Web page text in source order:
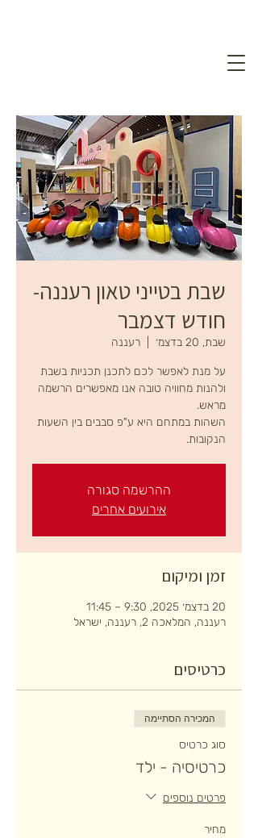
שבת בטייני טאון רעננה-
חודש דצמבר
שבת, 20 בדצמ׳ רעננה
על מנת לאפשר לכם לתכנן תכניות בשבת
ולהנות מחוויה טובה אנו מאפשרים הרשמה
השהות במתחם היא ע"פ סבבים בין השעות
הנקובות.
ההרשמה סגורה
אירועים אחרים
זמן ומיקום
20 בדצמ׳ 2025, 9:30 – 11:45
רעננה, המלאכה 2, רעננה, ישראל
כרטיסים
המכירה הסתיימה
סוג כרטיס
כרטיסיה - ילד
פרטים נוספים
מחיר